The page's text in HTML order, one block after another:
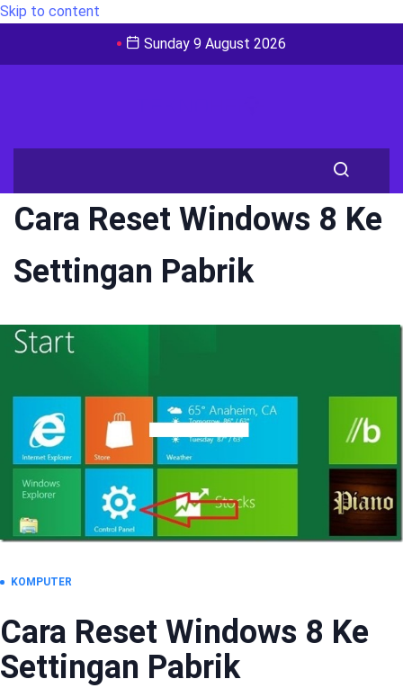
Skip to content
Sunday 9 August 2026
Cara Reset Windows 8 Ke
Settingan Pabrik
KOMPUTER
Cara Reset Windows 8 Ke
Settingan Pabrik